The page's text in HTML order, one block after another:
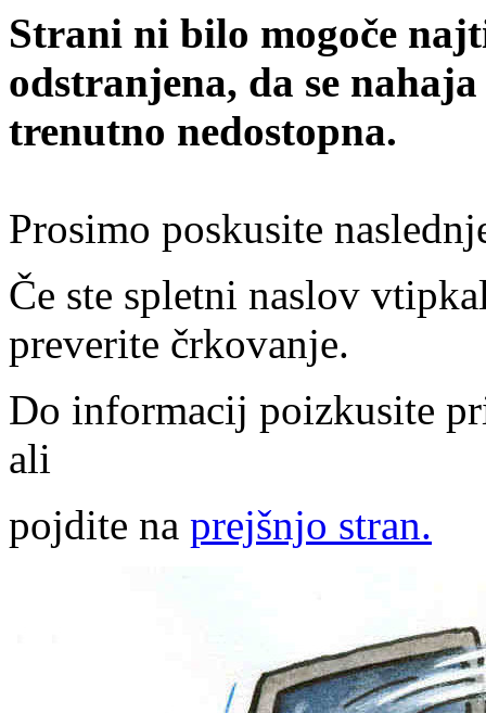
Strani ni bilo mogoče
odstranjena, da se
trenutno nedostopna.
Prosimo poskusite
Če ste spletni naslov
preverite črkovanje.
Do informacij poizkusite
ali
pojdite na prejšnjo stran.